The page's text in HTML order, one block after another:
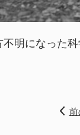
明になった